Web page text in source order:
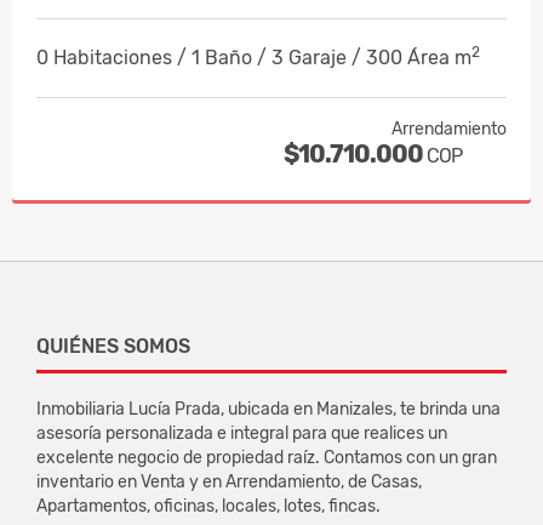
0 Habitaciones / 1 Baño / 3 Garaje / 300 Área m2
Arrendamiento
$10.710.000 COP
QUIÉNES SOMOS
Inmobiliaria Lucía Prada, ubicada en Manizales, te brinda una
asesoría personalizada e integral para que realices un
excelente negocio de propiedad raíz. Contamos con un gran
inventario en Venta y en Arrendamiento, de Casas,
Apartamentos, oficinas, locales, lotes, fincas.